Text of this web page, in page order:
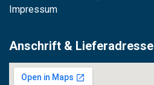
Impressum
Anschrift & Lieferadresse